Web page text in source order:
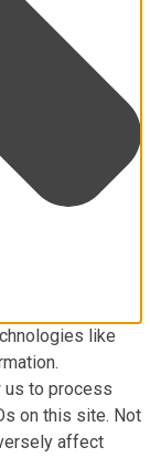
like
us to process
on this site. Not
affect